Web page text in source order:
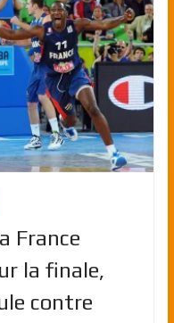
France
la finale,
contre